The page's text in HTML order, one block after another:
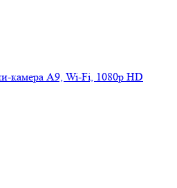
камера A9, Wi-Fi, 1080p HD